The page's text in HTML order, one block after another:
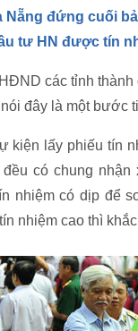
Nẵng đứng cuối
tư HN được tín
các tỉnh
đây là một
kiện lấy phiếu tín
có chung
nhiệm có dịp để
nhiệm cao thì